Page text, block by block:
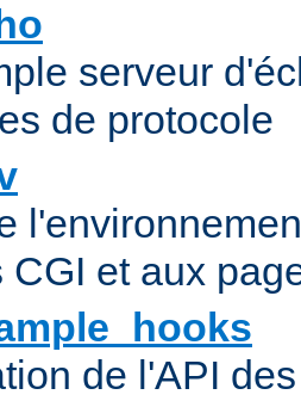
serveur
de protocole
CGI et aux
de l'API